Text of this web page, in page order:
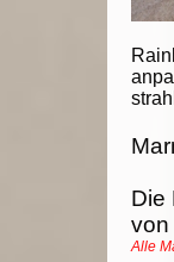
Die
von
Alle